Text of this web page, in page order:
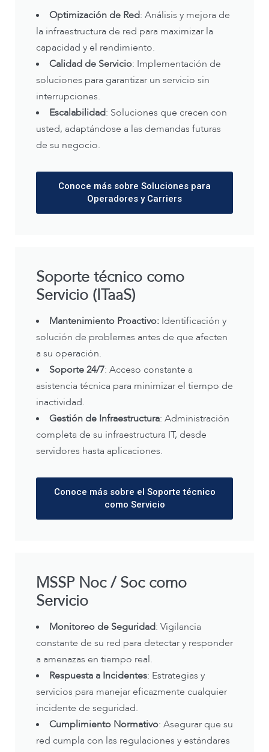
Optimización de Red: Análisis y mejora de
la infraestructura de red para maximizar la
capacidad y el rendimiento.
Calidad de Servicio: Implementación de
soluciones para garantizar un servicio sin
interrupciones.
Escalabilidad: Soluciones que crecen con
usted, adaptándose a las demandas futuras
de su negocio.
Conoce más sobre Soluciones para
Operadores y Carriers
Soporte técnico como
Servicio (ITaaS)
Mantenimiento Proactivo: Identificación y
solución de problemas antes de que afecten
a su operación.
Soporte 24/7: Acceso constante a
asistencia técnica para minimizar el tiempo de
inactividad.
Gestión de Infraestructura: Administración
completa de su infraestructura IT, desde
servidores hasta aplicaciones.
Conoce más sobre el Soporte técnico
como Servicio
MSSP Noc / Soc como
Servicio
Monitoreo de Seguridad: Vigilancia
constante de su red para detectar y responder
a amenazas en tiempo real.
Respuesta a Incidentes: Estrategias y
servicios para manejar eficazmente cualquier
incidente de seguridad.
Cumplimiento Normativo: Asegurar que su
red cumpla con las regulaciones y estándares